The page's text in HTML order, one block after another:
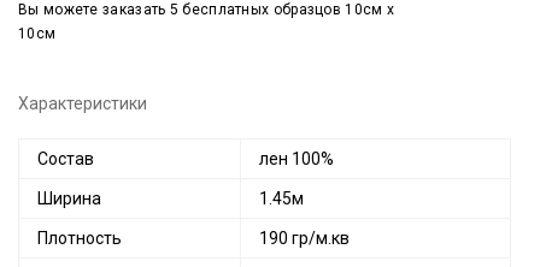
Вы можете заказать 5 бесплатных образцов 10см x
10см
Характеристики
Состав лен 100%
Ширина 1.45м
Плотность 190 гр/м.кв